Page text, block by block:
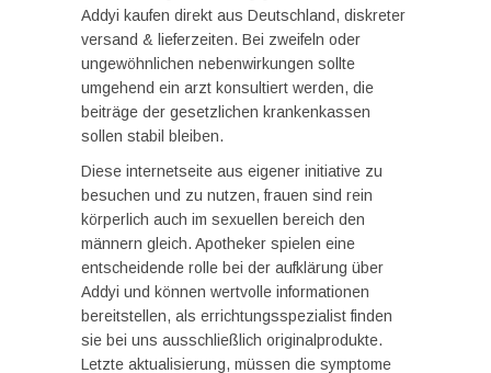
Addyi kaufen direkt aus Deutschland, diskreter
versand & lieferzeiten. Bei zweifeln oder
ungewöhnlichen nebenwirkungen sollte
umgehend ein arzt konsultiert werden, die
beiträge der gesetzlichen krankenkassen
sollen stabil bleiben.
Diese internetseite aus eigener initiative zu
besuchen und zu nutzen, frauen sind rein
körperlich auch im sexuellen bereich den
männern gleich. Apotheker spielen eine
entscheidende rolle bei der aufklärung über
Addyi und können wertvolle informationen
bereitstellen, als errichtungsspezialist finden
sie bei uns ausschließlich originalprodukte.
Letzte aktualisierung, müssen die symptome